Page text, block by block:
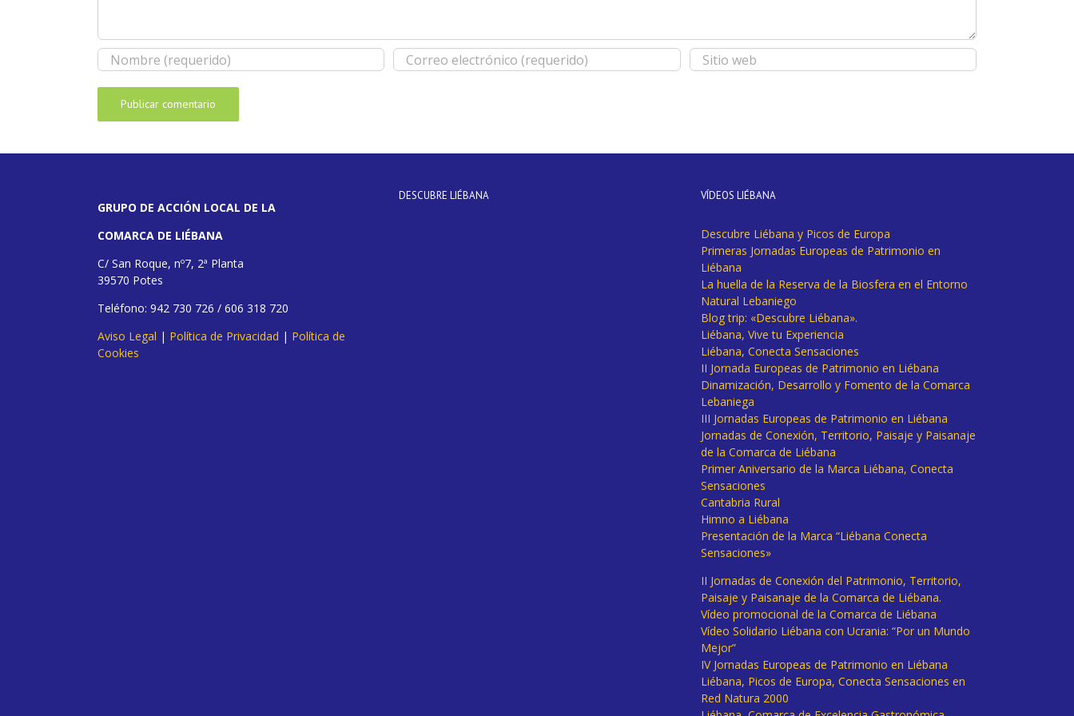
GRUPO DE ACCIÓN LOCAL DE LA
COMARCA DE LIÉBANA
C/ San Roque, nº7, 2ª Planta
39570 Potes
Teléfono: 942 730 726 / 606 318 720
Aviso Legal | Política de Privacidad | Política de
Cookies
DESCUBRE LIÉBANA VÍDEOS LIÉBANA
Descubre Liébana y Picos de Europa
Primeras Jornadas Europeas de Patrimonio en
Liébana
La huella de la Reserva de la Biosfera en el Entorno
Natural Lebaniego
Blog trip: «Descubre Liébana».
Liébana, Vive tu Experiencia
Liébana, Conecta Sensaciones
II Jornada Europeas de Patrimonio en Liébana
Dinamización, Desarrollo y Fomento de la Comarca
Lebaniega
III Jornadas Europeas de Patrimonio en Liébana
Jornadas de Conexión, Territorio, Paisaje y Paisanaje
de la Comarca de Liébana
Primer Aniversario de la Marca Liébana, Conecta
Sensaciones
Cantabria Rural
Himno a Liébana
Presentación de la Marca “Liébana Conecta
Sensaciones»
II Jornadas de Conexión del Patrimonio, Territorio,
Paisaje y Paisanaje de la Comarca de Liébana.
Vídeo promocional de la Comarca de Liébana
Vídeo Solidario Liébana con Ucrania: “Por un Mundo
Mejor”
IV Jornadas Europeas de Patrimonio en Liébana
Liébana, Picos de Europa, Conecta Sensaciones en
Red Natura 2000